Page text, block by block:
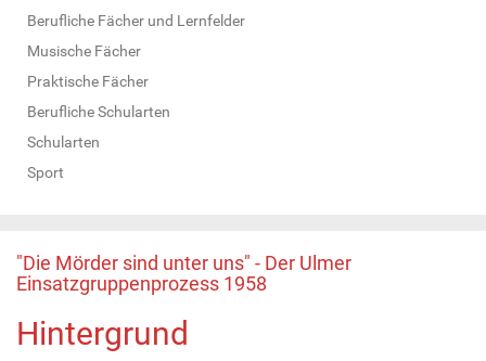
Berufliche Fächer und Lernfelder
Musische Fächer
Praktische Fächer
Berufliche Schularten
Schularten
Sport
"Die Mörder sind unter uns" - Der Ulmer
Einsatzgruppenprozess 1958
Hintergrund